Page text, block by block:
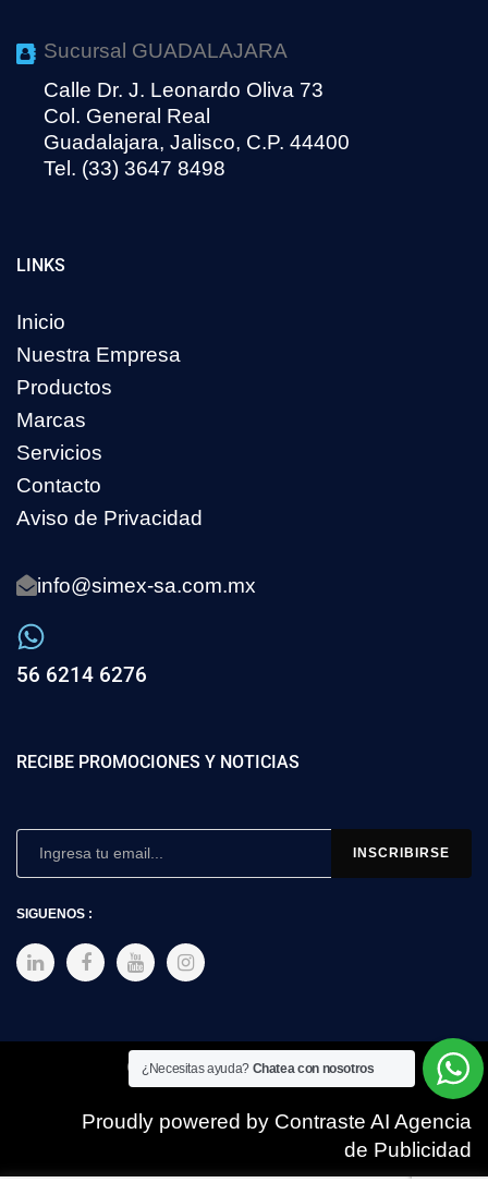
Sucursal GUADALAJARA
Calle Dr. J. Leonardo Oliva 73
Col. General Real
Guadalajara, Jalisco, C.P. 44400
Tel. (33) 3647 8498
LINKS
Inicio
Nuestra Empresa
Productos
Marcas
Servicios
Contacto
Aviso de Privacidad
info@simex-sa.com.mx
56 6214 6276
RECIBE PROMOCIONES Y NOTICIAS
SIGUENOS :
Copyright © 2025 SIMEX
Proudly powered by Contraste AI Agencia
de Publicidad
¿Necesitas ayuda? Chatea con nosotros